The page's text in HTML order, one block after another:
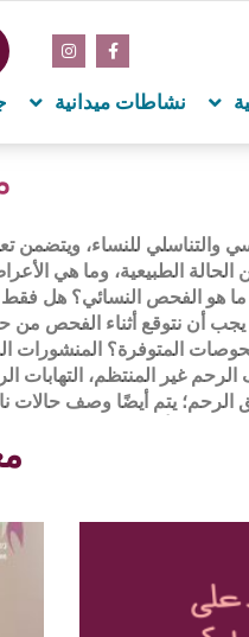
نشاطات ميدانية
والتناسلي للنساء، ويتضمن
الحالة الطبيعية، وما هي
ما هو الفحص النسائي؟ هل
يجب أن نتوقع أثناء الفحص من
المتوفرة؟ المنشورات
غير المنتظم، التهابات
الرحم؛ يتم أيضًا وصف حالات
أيضًا الأورام السرطانية
هذا القسم تفاصيل حول طرق
الأمراض وذلك كي تكون